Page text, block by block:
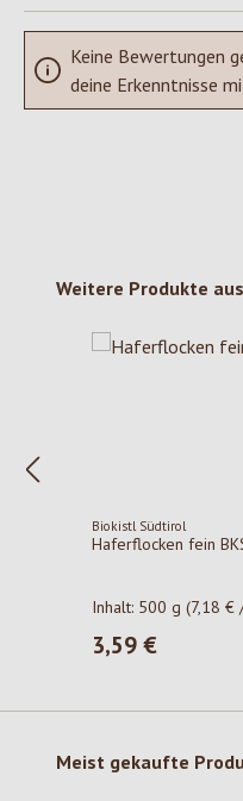
Keine Bewertungen
deine Erkenntnisse
Produktgalerie
Weitere Produkte
Biokistl Südtirol
Haferflocken fein
Inhalt: 500 g(7,18 €
Regulärer Preis:
3,59 €
Produktgalerie
Meist gekaufte